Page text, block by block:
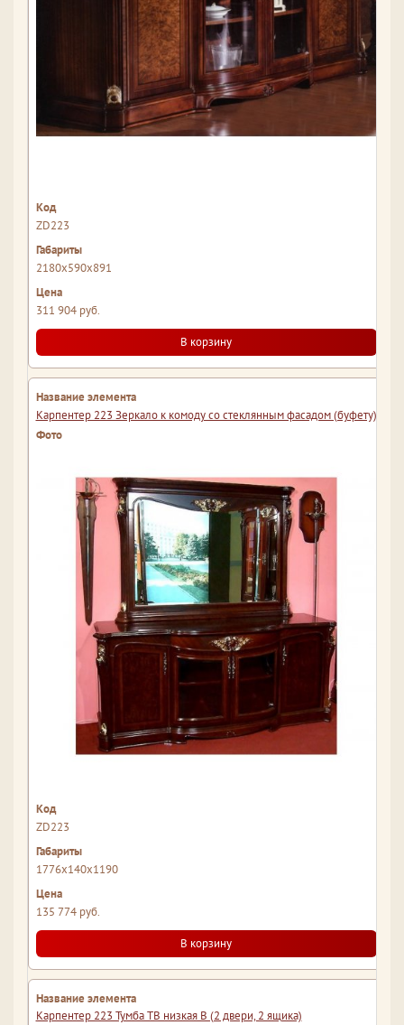
ZD223
2180x590x891
311 904 руб.
В корзину
Карпентер 223 Зеркало к комоду со стеклянным фасадом (буфету)
ZD223
1776x140x1190
135 774 руб.
В корзину
Карпентер 223 Тумба ТВ низкая В (2 двери, 2 ящика)